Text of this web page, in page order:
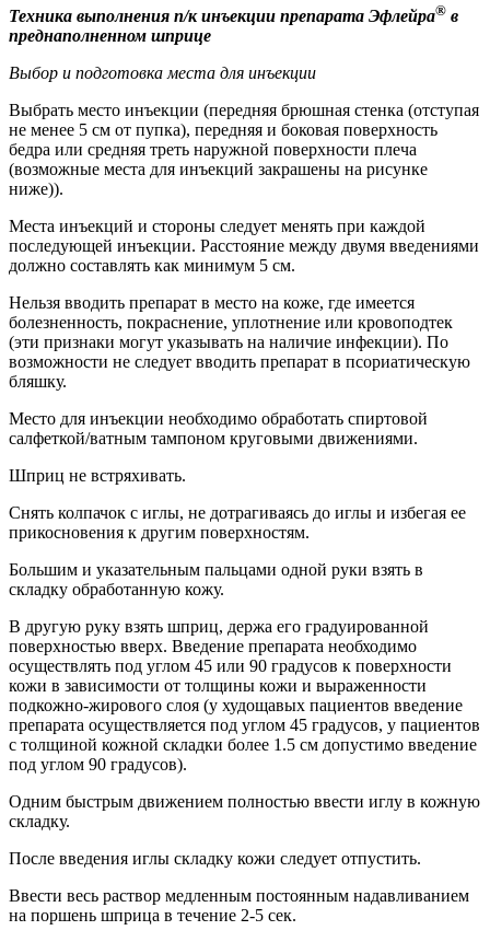
Техника выполнения п/к инъекции препарата Эфлейра® в
преднаполненном шприце
Выбор и подготовка места для инъекции
Выбрать место инъекции (передняя брюшная стенка (отступая
не менее 5 см от пупка), передняя и боковая поверхность
бедра или средняя треть наружной поверхности плеча
(возможные места для инъекций закрашены на рисунке
ниже)).
Места инъекций и стороны следует менять при каждой
последующей инъекции. Расстояние между двумя введениями
должно составлять как минимум 5 см.
Нельзя вводить препарат в место на коже, где имеется
болезненность, покраснение, уплотнение или кровоподтек
(эти признаки могут указывать на наличие инфекции). По
возможности не следует вводить препарат в псориатическую
бляшку.
Место для инъекции необходимо обработать спиртовой
салфеткой/ватным тампоном круговыми движениями.
Шприц не встряхивать.
Снять колпачок с иглы, не дотрагиваясь до иглы и избегая ее
прикосновения к другим поверхностям.
Большим и указательным пальцами одной руки взять в
складку обработанную кожу.
В другую руку взять шприц, держа его градуированной
поверхностью вверх. Введение препарата необходимо
осуществлять под углом 45 или 90 градусов к поверхности
кожи в зависимости от толщины кожи и выраженности
подкожно-жирового слоя (у худощавых пациентов введение
препарата осуществляется под углом 45 градусов, у пациентов
с толщиной кожной складки более 1.5 см допустимо введение
под углом 90 градусов).
Одним быстрым движением полностью ввести иглу в кожную
складку.
После введения иглы складку кожи следует отпустить.
Ввести весь раствор медленным постоянным надавливанием
на поршень шприца в течение 2-5 сек.